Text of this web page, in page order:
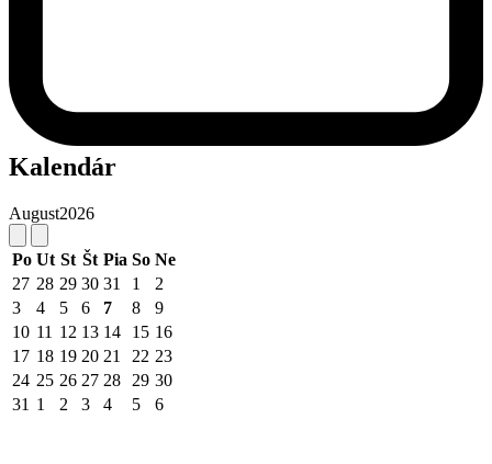
Kalendár
August2026
Po Ut St Št Pia So Ne
27 28 29 30 31 1
2
3
4 5 6 7 8
9
10 11 12 13 14 15 16
17 18 19 20 21 22 23
24 25 26 27 28 29 30
31 1 2 3 4 5 6